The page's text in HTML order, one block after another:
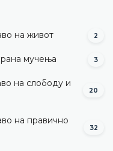
на живот 2
мучења 3
на слободу и
20
на правично
32